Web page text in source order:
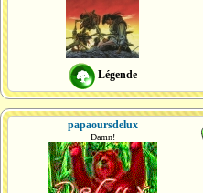
Légende
papaoursdelux
Damn!